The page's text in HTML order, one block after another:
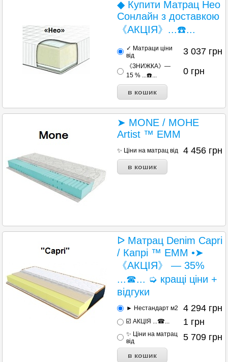
◆ Купити Матрац Нео
Сонлайн з доставкою
《АКЦІЯ》...☎️...
✓ Матраци ціни
від
3 037 грн
《ЗНИЖКА》—
15 % ...☎️...
0 грн
➤ MONE / МОНЕ
Artist ™ ЕММ
✨ Ціни на матрац від 4 456 грн
ᐅ Матрац Denim Capri
/ Капрі ™ ЕММ •➤
《АКЦІЯ》 — 35%
...☎... ➭ кращі ціни +
відгуки
► Нестандарт м2 4 294 грн
☑️ АКЦІЯ ...☎... 1 грн
✨ Ціни на матрац
від
5 709 грн